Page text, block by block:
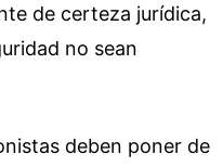
de certeza jurídica,
no sean
deben poner de